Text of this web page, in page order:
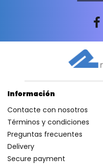
Información
Contacte con nosotros
Términos y condiciones
Preguntas frecuentes
Delivery
Secure payment